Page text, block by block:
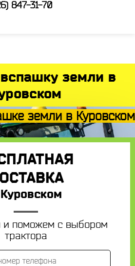
847-31-70
земли в
земли в Куровском
и поможем с выбором
трактора